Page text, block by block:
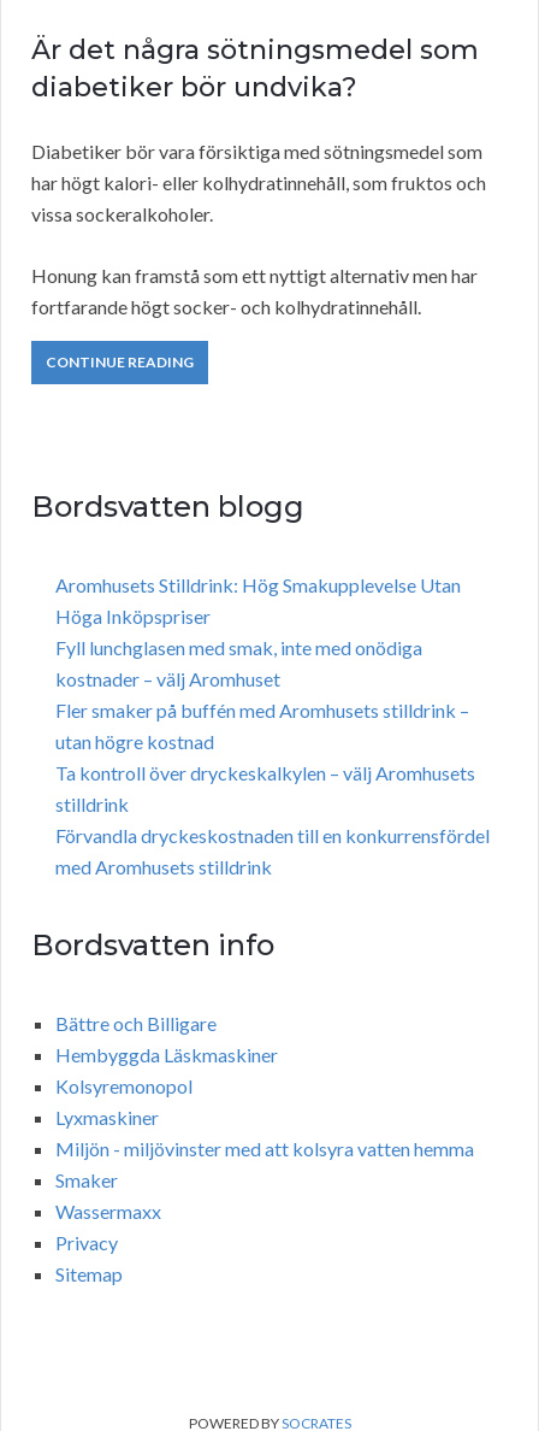
Är det några sötningsmedel som
diabetiker bör undvika?
Diabetiker bör vara försiktiga med sötningsmedel som
har högt kalori- eller kolhydratinnehåll, som fruktos och
vissa sockeralkoholer.
Honung kan framstå som ett nyttigt alternativ men har
fortfarande högt socker- och kolhydratinnehåll.
CONTINUE READING
Bordsvatten blogg
Aromhusets Stilldrink: Hög Smakupplevelse Utan
Höga Inköpspriser
Fyll lunchglasen med smak, inte med onödiga
kostnader – välj Aromhuset
Fler smaker på buffén med Aromhusets stilldrink –
utan högre kostnad
Ta kontroll över dryckeskalkylen – välj Aromhusets
stilldrink
Förvandla dryckeskostnaden till en konkurrensfördel
med Aromhusets stilldrink
Bordsvatten info
Bättre och Billigare
Hembyggda Läskmaskiner
Kolsyremonopol
Lyxmaskiner
Miljön - miljövinster med att kolsyra vatten hemma
Smaker
Wassermaxx
Privacy
Sitemap
POWERED BYSOCRATES